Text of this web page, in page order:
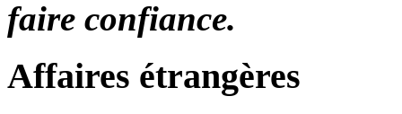
faire confiance.
Affaires étrangères